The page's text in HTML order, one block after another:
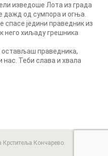
изведоше Лота из града
дажд од сумпора и огња.
спасе једини праведник из
него хиљаду грешника
остављаш праведника,
Теби слава и хвала
Кончарево.